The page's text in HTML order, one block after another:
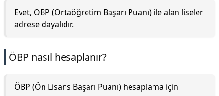
Evet, OBP (Ortaöğretim Başarı Puanı) ile alan liseler
adrese dayalıdır.
ÖBP nasıl hesaplanır?
ÖBP (Ön Lisans Başarı Puanı) hesaplama için